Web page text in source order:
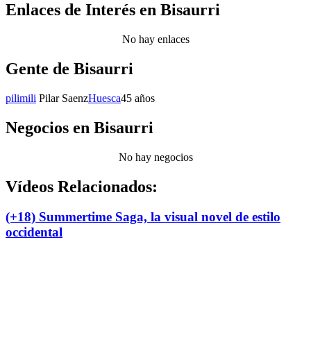
Enlaces de Interés en Bisaurri
No hay enlaces
Gente de Bisaurri
pilimili Pilar SaenzHuesca45 años
Negocios en Bisaurri
No hay negocios
Vídeos Relacionados:
(+18) Summertime Saga, la visual novel de estilo
occidental